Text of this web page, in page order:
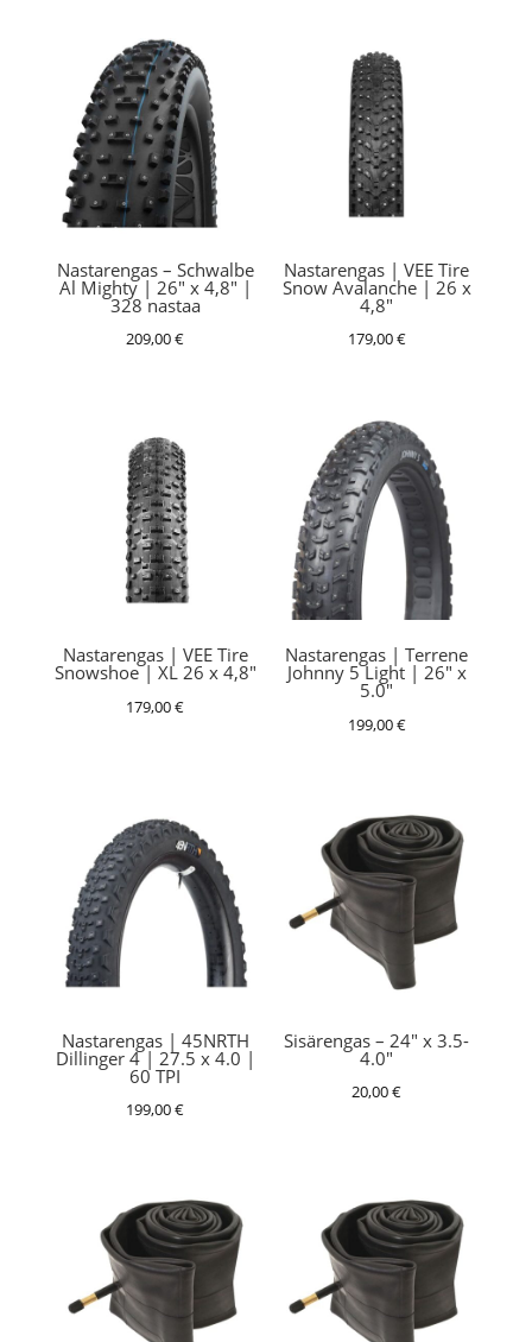
Nastarengas – Schwalbe
Al Mighty | 26″ x 4,8″ |
328 nastaa
209,00€
Nastarengas | VEE Tire
Snow Avalanche | 26 x
4,8″
179,00€
Nastarengas | VEE Tire
Snowshoe | XL 26 x 4,8″
179,00€
Nastarengas | Terrene
Johnny 5 Light | 26″ x
5.0″
199,00€
Nastarengas | 45NRTH
Dillinger 4 | 27.5 x 4.0 |
60 TPI
199,00€
Sisärengas – 24″ x 3.5-
4.0″
20,00€